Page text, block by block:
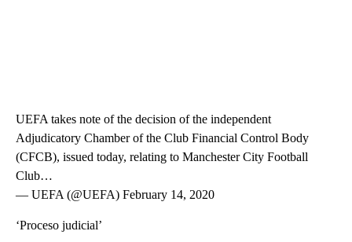
UEFA takes note of the decision of the independent
Adjudicatory Chamber of the Club Financial Control Body
(CFCB), issued today, relating to Manchester City Football
Club…
— UEFA (@UEFA) February 14, 2020
‘Proceso judicial’